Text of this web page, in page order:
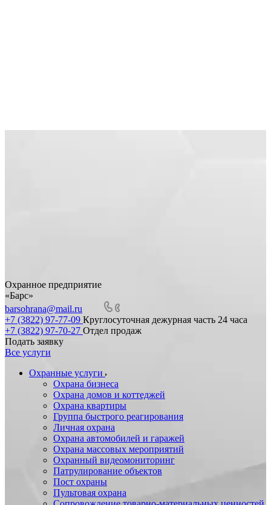
Охранное предприятие
«Барс»
barsohrana@mail.ru
+7 (3822) 97-77-09 Круглосуточная дежурная часть 24 часа
+7 (3822) 97-70-27 Отдел продаж
Подать заявку
Все услуги
Охранные услуги
Охрана бизнеса
Охрана домов и коттеджей
Охрана квартиры
Группа быстрого реагирования
Личная охрана
Охрана автомобилей и гаражей
Охрана массовых мероприятий
Охранный видеомониторинг
Патрулирование объектов
Пост охраны
Пультовая охрана